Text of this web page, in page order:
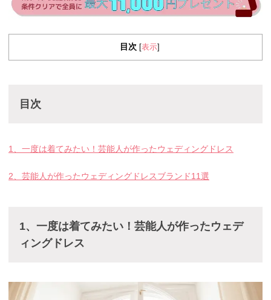
目次 [表示]
目次
1、一度は着てみたい！芸能人が作ったウェディングドレス
2、芸能人が作ったウェディングドレスブランド11選
1、一度は着てみたい！芸能人が作ったウェデ
ィングドレス